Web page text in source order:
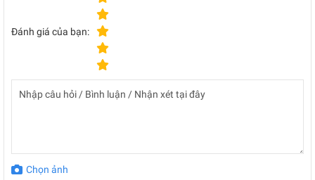
Đánh giá của bạn:
Chọn ảnh